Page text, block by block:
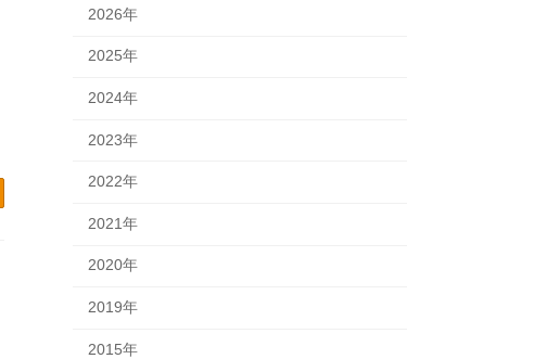
2026年
2025年
2024年
2023年
2022年
2021年
2020年
2019年
2015年